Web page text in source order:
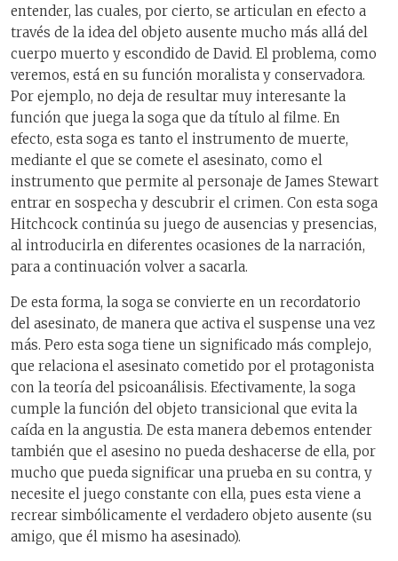
entender, las cuales, por cierto, se articulan en efecto a
través de la idea del objeto ausente mucho más allá del
cuerpo muerto y escondido de David. El problema, como
veremos, está en su función moralista y conservadora.
Por ejemplo, no deja de resultar muy interesante la
función que juega la soga que da título al filme. En
efecto, esta soga es tanto el instrumento de muerte,
mediante el que se comete el asesinato, como el
instrumento que permite al personaje de James Stewart
entrar en sospecha y descubrir el crimen. Con esta soga
Hitchcock continúa su juego de ausencias y presencias,
al introducirla en diferentes ocasiones de la narración,
para a continuación volver a sacarla.
De esta forma, la soga se convierte en un recordatorio
del asesinato, de manera que activa el suspense una vez
más. Pero esta soga tiene un significado más complejo,
que relaciona el asesinato cometido por el protagonista
con la teoría del psicoanálisis. Efectivamente, la soga
cumple la función del objeto transicional que evita la
caída en la angustia. De esta manera debemos entender
también que el asesino no pueda deshacerse de ella, por
mucho que pueda significar una prueba en su contra, y
necesite el juego constante con ella, pues esta viene a
recrear simbólicamente el verdadero objeto ausente (su
amigo, que él mismo ha asesinado).